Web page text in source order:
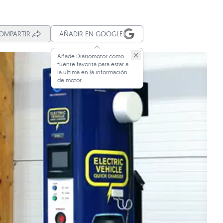
AÑADIR EN GOOGLE
Añade Diariomotor como
fuente favorita para estar a
la última en la información
de motor.